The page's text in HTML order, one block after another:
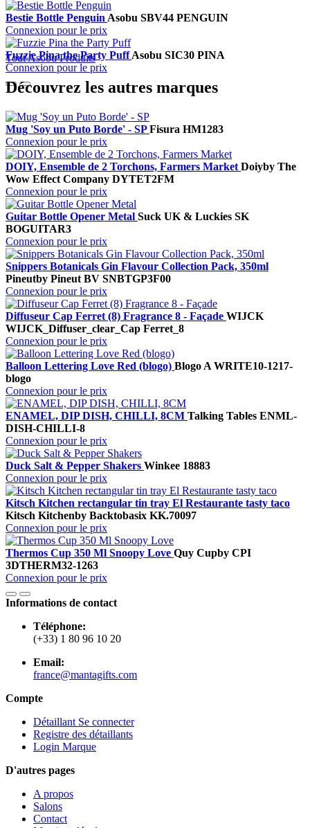
Bestie Bottle PenguinAsobu SBV44 PENGUIN
Connexion pour le prix
Fuzzie Pina the Party PuffAsobu SIC30 PINA
Connexion pour le prix
Tout Asobu Produits
Découvrez les autres marques
Mug 'Soy un Puto Borde' - SPFisura HM1283
Connexion pour le prix
DOIY, Ensemble de 2 Torchons, Farmers Market Doiyby The
Wow Effect Company DYTET2FM
Connexion pour le prix
Guitar Bottle Opener Metal Suck UK & Luckies SK
BOGUITAR3
Connexion pour le prix
Snippers Botanicals Gin Flavour Collection Pack, 350ml
Pineutby Pineut BV SNBTGP3F00
Connexion pour le prix
Diffuseur Cap Ferret (8) Fragrance 8 - Façade WIJCK
WIJCK_Diffuser_clear_Cap Ferret_8
Connexion pour le prix
Balloon Lettering Love Red (blogo) Blogo A WRITE10-1217-
blogo
Connexion pour le prix
ENAMEL, DIP DISH, CHILLI, 8CM Talking Tables ENML-
DISH-CHILLI-8
Connexion pour le prix
Duck Salt & Pepper Shakers Winkee 18883
Connexion pour le prix
Kitsch Kitchen rectangular tin tray El Restaurante tasty taco
Kitsch Kitchenby Backtobasix KK.70097
Connexion pour le prix
Thermos Cup 350 Ml Snoopy Love Quy Cupby CPI
3DTHERM32-1263
Connexion pour le prix
Informations de contact
Téléphone:
(+33) 1 80 96 10 20
Email:
france@mantagifts.com
Compte
Détaillant Se connecter
Registre des détaillants
Login Marque
D'autres pages
A propos
Salons
Contact